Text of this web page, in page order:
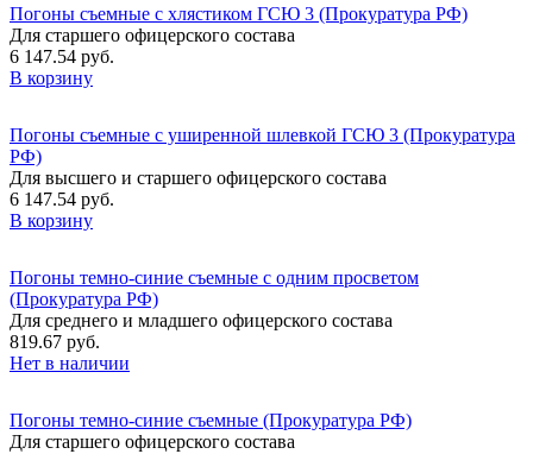
Погоны съемные с хлястиком ГСЮ 3 (Прокуратура РФ)
Для старшего офицерского состава
6 147.54 руб.
В корзину
Погоны съемные с уширенной шлевкой ГСЮ 3 (Прокуратура
РФ)
Для высшего и старшего офицерского состава
6 147.54 руб.
В корзину
Погоны темно-синие съемные с одним просветом
(Прокуратура РФ)
Для среднего и младшего офицерского состава
819.67 руб.
Нет в наличии
Погоны темно-синие съемные (Прокуратура РФ)
Для старшего офицерского состава